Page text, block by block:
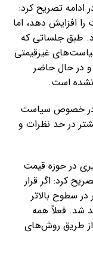
تصریح کرد:
افزایش دهد، اما
طبق جلساتی که
غیرقیمتی
در حال حاضر
است.
در خصوص سیاست
در حد نظرات و
در حوزه قیمت
کرد: اگر قرار
سطوح بالاتر
شد. فعلاً همه
طریق روش‌های